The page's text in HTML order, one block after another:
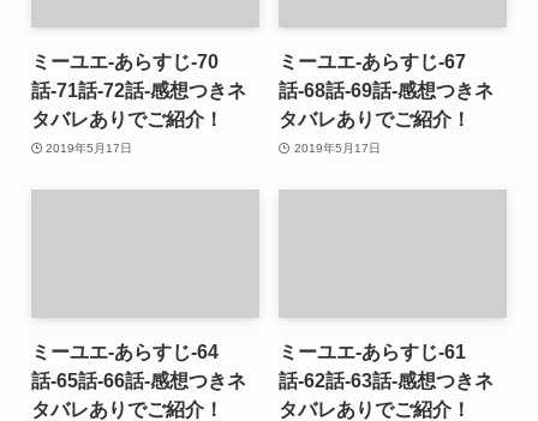
ミーユエ-あらすじ-70
話-71話-72話-感想つきネ
タバレありでご紹介！
2019年5月17日
ミーユエ-あらすじ-67
話-68話-69話-感想つきネ
タバレありでご紹介！
2019年5月17日
ミーユエ-あらすじ-64
話-65話-66話-感想つきネ
タバレありでご紹介！
ミーユエ-あらすじ-61
話-62話-63話-感想つきネ
タバレありでご紹介！